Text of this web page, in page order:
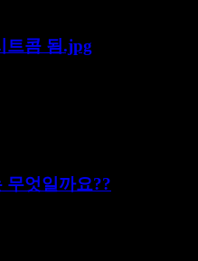
트콤 됨.jpg
무엇일까요??